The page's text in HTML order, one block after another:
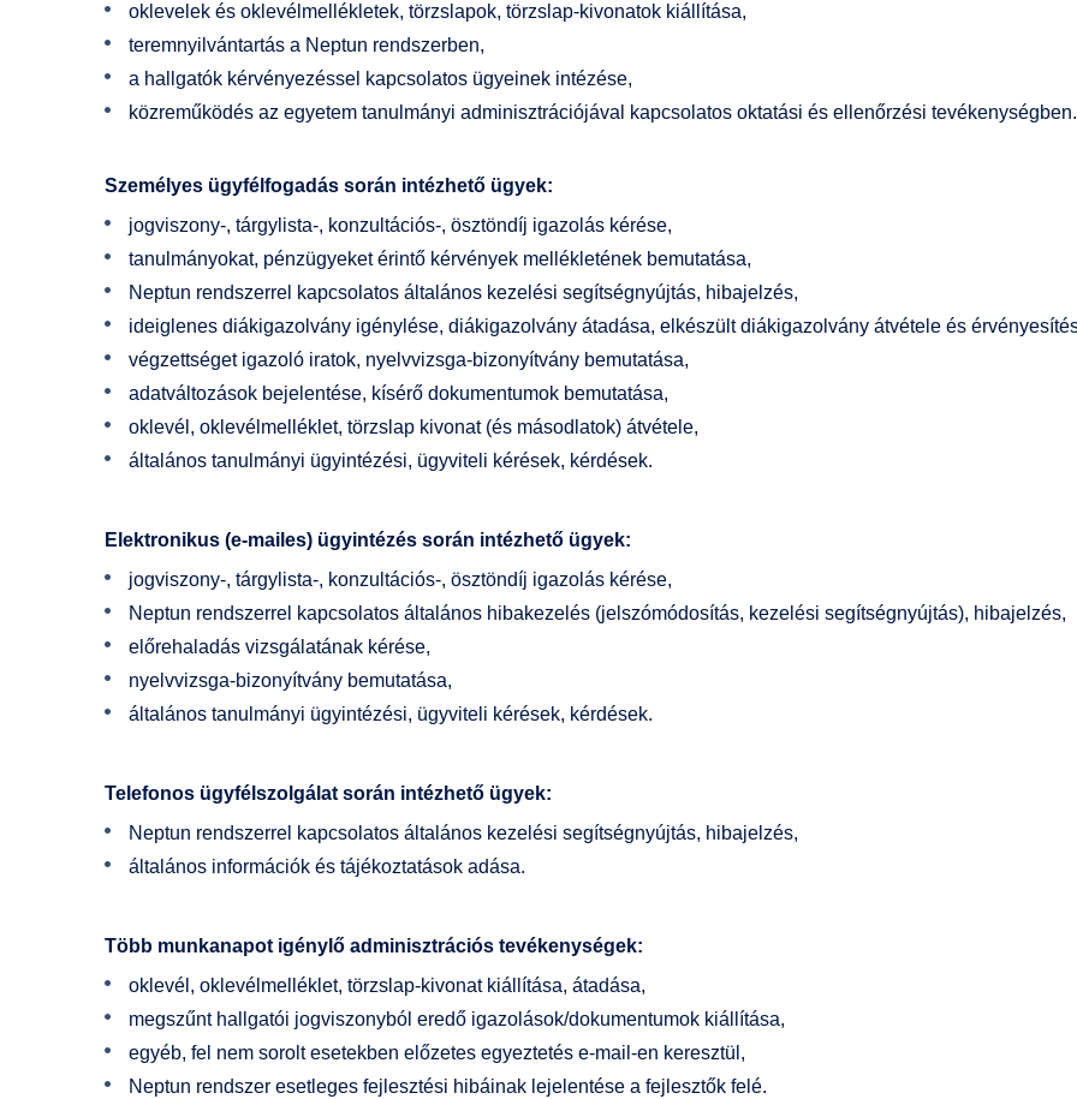
oklevelek és oklevélmellékletek, törzslapok, törzslap-kivonatok kiállítása,
teremnyilvántartás a Neptun rendszerben,
a hallgatók kérvényezéssel kapcsolatos ügyeinek intézése,
közreműködés az egyetem tanulmányi adminisztrációjával kapcsolatos oktatási és ellenőrzési tevékenységben.
Személyes ügyfélfogadás során intézhető ügyek:
jogviszony-, tárgylista-, konzultációs-, ösztöndíj igazolás kérése,
tanulmányokat, pénzügyeket érintő kérvények mellékletének bemutatása,
Neptun rendszerrel kapcsolatos általános kezelési segítségnyújtás, hibajelzés,
ideiglenes diákigazolvány igénylése, diákigazolvány átadása, elkészült diákigazolvány átvétele és
végzettséget igazoló iratok, nyelvvizsga-bizonyítvány bemutatása,
adatváltozások bejelentése, kísérő dokumentumok bemutatása,
oklevél, oklevélmelléklet, törzslap kivonat (és másodlatok) átvétele,
általános tanulmányi ügyintézési, ügyviteli kérések, kérdések.
Elektronikus (e-mailes) ügyintézés során intézhető ügyek:
jogviszony-, tárgylista-, konzultációs-, ösztöndíj igazolás kérése,
Neptun rendszerrel kapcsolatos általános hibakezelés (jelszómódosítás, kezelési segítségnyújtás), hibajelzés,
előrehaladás vizsgálatának kérése,
nyelvvizsga-bizonyítvány bemutatása,
általános tanulmányi ügyintézési, ügyviteli kérések, kérdések.
Telefonos ügyfélszolgálat során intézhető ügyek:
Neptun rendszerrel kapcsolatos általános kezelési segítségnyújtás, hibajelzés,
általános információk és tájékoztatások adása.
Több munkanapot igénylő adminisztrációs tevékenységek:
oklevél, oklevélmelléklet, törzslap-kivonat kiállítása, átadása,
megszűnt hallgatói jogviszonyból eredő igazolások/dokumentumok kiállítása,
egyéb, fel nem sorolt esetekben előzetes egyeztetés e-mail-en keresztül,
Neptun rendszer esetleges fejlesztési hibáinak lejelentése a fejlesztők felé.